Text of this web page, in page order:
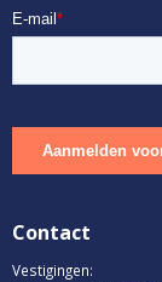
Contact
Vestigingen: